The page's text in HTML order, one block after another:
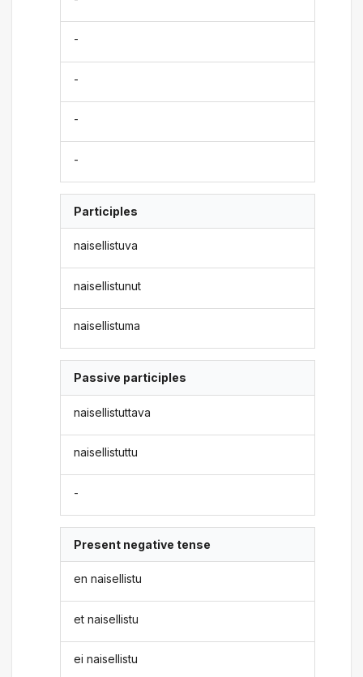
-
-
-
-
Participles
naisellistuva
naisellistunut
naisellistuma
Passive participles
naisellistuttava
naisellistuttu
-
Present negative tense
en naisellistu
et naisellistu
ei naisellistu